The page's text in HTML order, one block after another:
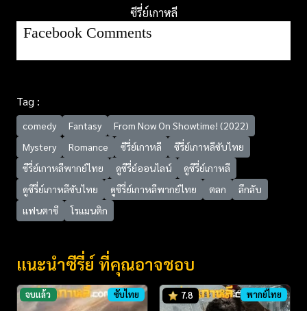
ซีรี่ย์เกาหลี
Facebook Comments
Tag :
comedy Fantasy
From Now On Showtime! (2022)
Mystery
Romance ซีรี่ย์เกาหลี
ซีรี่ย์เกาหลีซับไทย
ซีรี่ย์เกาหลีพากย์ไทย
ดูซีรี่ย์ออนไลน์
ดูซีรี่ย์เกาหลี
ดูซีรี่ย์เกาหลีซับไทย
ดูซีรี่ย์เกาหลีพากย์ไทย ตลก
ลึกลับ
แฟนตาซี
โรแมนติก
แนะนำซีรี่ย์ ที่คุณอาจชอบ
จบแล้ว ซับไทย 7.8 พากย์ไทย